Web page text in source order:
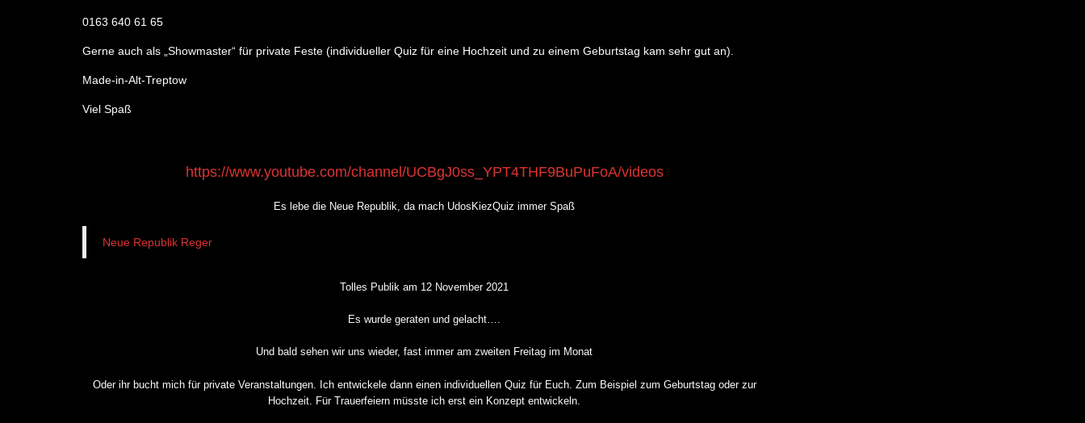
0163 640 61 65
Gerne auch als „Showmaster“ für private Feste (individueller Quiz für eine Hochzeit und zu einem Geburtstag kam sehr gut an).
Made-in-Alt-Treptow
Viel Spaß
https://www.youtube.com/channel/UCBgJ0ss_YPT4THF9BuPuFoA/videos
Es lebe die Neue Republik, da mach UdosKiezQuiz immer Spaß
Neue Republik Reger
Tolles Publik am 12 November 2021
Es wurde geraten und gelacht….
Und bald sehen wir uns wieder, fast immer am zweiten Freitag im Monat
Oder ihr bucht mich für private Veranstaltungen. Ich entwickele dann einen individuellen Quiz für Euch. Zum Beispiel zum Geburtstag oder zur
Hochzeit. Für Trauerfeiern müsste ich erst ein Konzept entwickeln.